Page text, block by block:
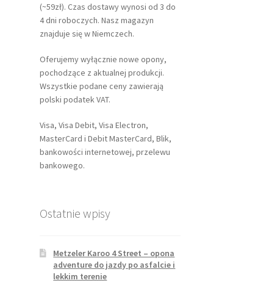
(~59zł). Czas dostawy wynosi od 3 do
4 dni roboczych. Nasz magazyn
znajduje się w Niemczech.
Oferujemy wyłącznie nowe opony,
pochodzące z aktualnej produkcji.
Wszystkie podane ceny zawierają
polski podatek VAT.
Visa, Visa Debit, Visa Electron,
MasterCard i Debit MasterCard, Blik,
bankowości internetowej, przelewu
bankowego.
Ostatnie wpisy
Metzeler Karoo 4 Street – opona
adventure do jazdy po asfalcie i
lekkim terenie